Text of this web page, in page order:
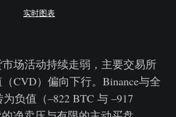
实时图表
场活动持续走弱，主要交易所
CVD）偏向下行。Binance与全
负值（–822 BTC 与 –917